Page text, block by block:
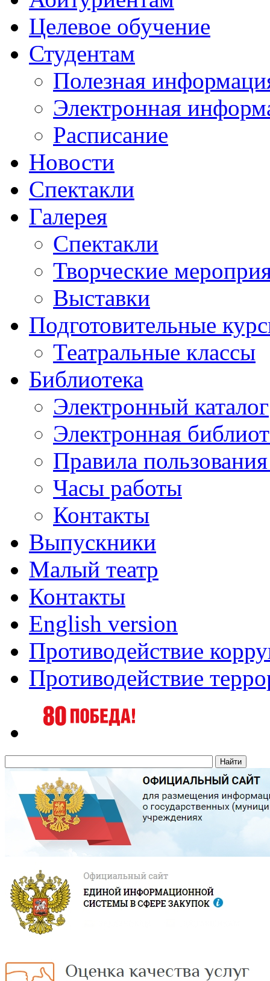
Целевое обучение
Студентам
Полезная
Электронная
Расписание
Новости
Спектакли
Галерея
Спектакли
Творческие
Выставки
Подготовительные
Театральные классы
Библиотека
Электронный каталог
Электронная
Правила
Часы работы
Контакты
Выпускники
Малый театр
Контакты
English version
Противодействие
Противодействие